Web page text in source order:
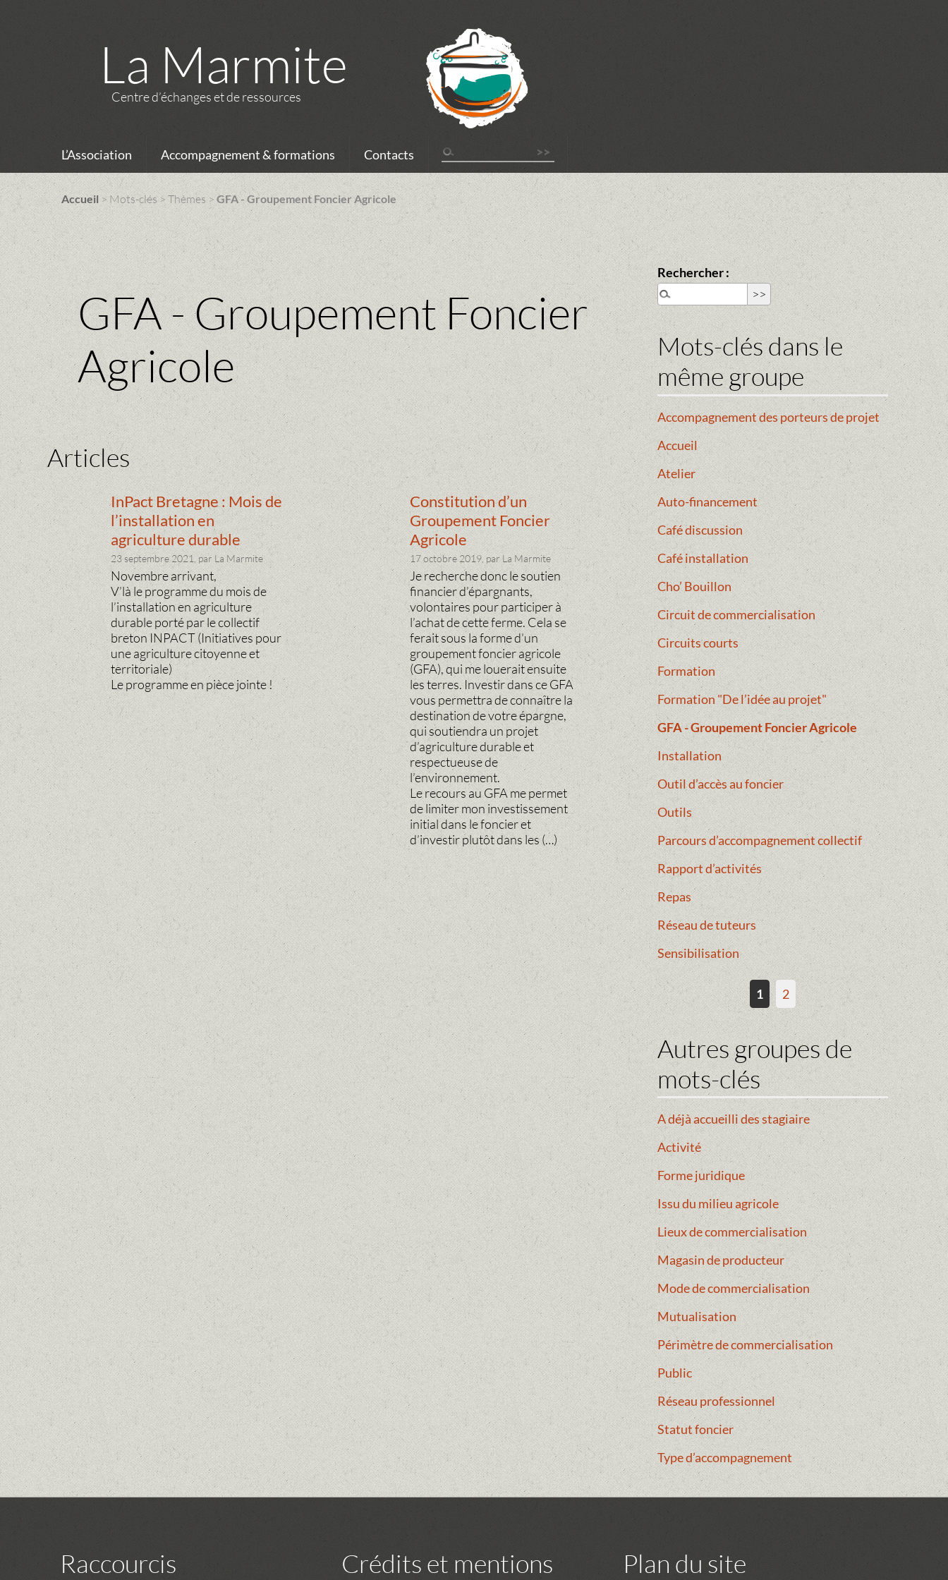
La Marmite
Centre d’échanges et de ressources
L’Association Accompagnement & formations Contacts
Accueil> Mots-clés > Thèmes >GFA - Groupement Foncier Agricole
GFA - Groupement Foncier
Agricole
Articles
InPact Bretagne : Mois de
l’installation en
agriculture durable
23 septembre 2021, par La Marmite
Novembre arrivant,
V’là le programme du mois de
l’installation en agriculture
durable porté par le collectif
breton INPACT (Initiatives pour
une agriculture citoyenne et
territoriale)
Le programme en pièce jointe !
Constitution d’un
Groupement Foncier
Agricole
17 octobre 2019, par La Marmite
Je recherche donc le soutien
financier d’épargnants,
volontaires pour participer à
l’achat de cette ferme. Cela se
ferait sous la forme d’un
groupement foncier agricole
(GFA), qui me louerait ensuite
les terres. Investir dans ce GFA
vous permettra de connaître la
destination de votre épargne,
qui soutiendra un projet
d’agriculture durable et
respectueuse de
l’environnement.
Le recours au GFA me permet
de limiter mon investissement
initial dans le foncier et
d’investir plutôt dans les (…)
Rechercher :
Mots-clés dans le
même groupe
Accompagnement des porteurs de projet
Accueil
Atelier
Auto-financement
Café discussion
Café installation
Cho’ Bouillon
Circuit de commercialisation
Circuits courts
Formation
Formation "De l’idée au projet"
GFA - Groupement Foncier Agricole
Installation
Outil d’accès au foncier
Outils
Parcours d’accompagnement collectif
Rapport d’activités
Repas
Réseau de tuteurs
Sensibilisation
1 2
Autres groupes de
mots-clés
A déjà accueilli des stagiaire
Activité
Forme juridique
Issu du milieu agricole
Lieux de commercialisation
Magasin de producteur
Mode de commercialisation
Mutualisation
Périmètre de commercialisation
Public
Réseau professionnel
Statut foncier
Type d’accompagnement
Raccourcis
Crédits et mentions
Plan du site